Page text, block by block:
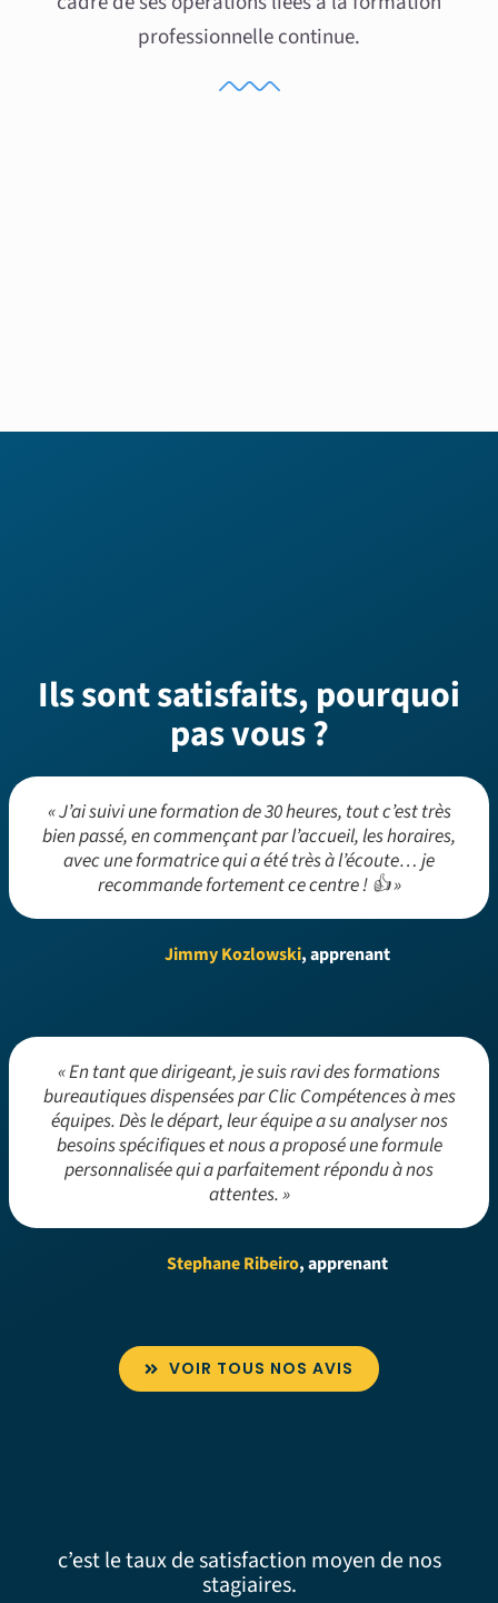
professionnelle continue.
Ils sont satisfaits, pourquoi
pas vous ?
« J’ai suivi une formation de 30 heures, tout c’est très
bien passé, en commençant par l’accueil, les horaires,
avec une formatrice qui a été très à l’écoute… je
recommande fortement ce centre ! 👍 »
Jimmy Kozlowski, apprenant
« En tant que dirigeant, je suis ravi des formations
bureautiques dispensées par Clic Compétences à mes
équipes. Dès le départ, leur équipe a su analyser nos
besoins spécifiques et nous a proposé une formule
personnalisée qui a parfaitement répondu à nos
attentes. »
Stephane Ribeiro, apprenant
VOIR TOUS NOS AVIS
c’est le taux de satisfaction moyen de nos
stagiaires.